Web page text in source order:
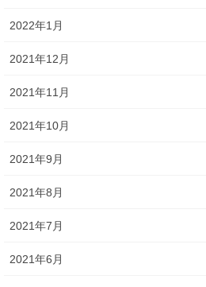
2022年1月
2021年12月
2021年11月
2021年10月
2021年9月
2021年8月
2021年7月
2021年6月